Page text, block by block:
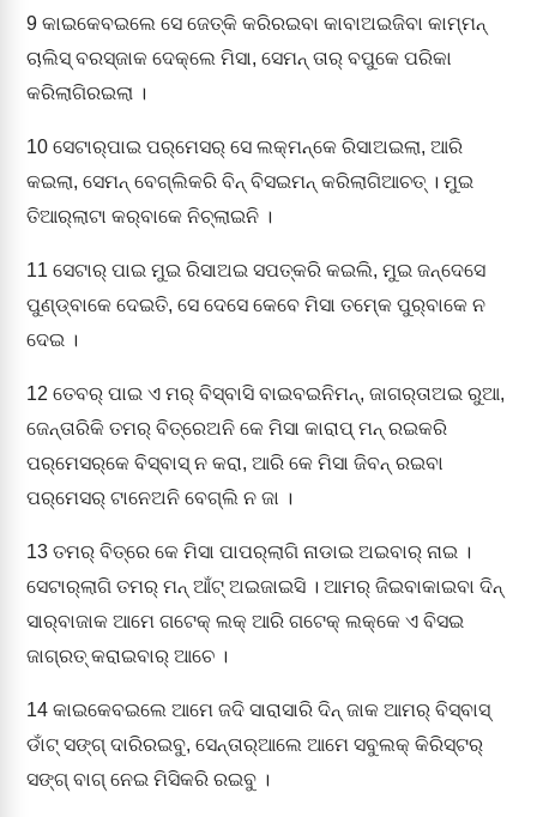
9 କାଇକେବଇଲେ ସେ ଜେତ୍‌କି କରିରଇବା କାବାଅଇଜିବା କାମ୍‌ମନ୍‌
ଚାଲିସ୍‌ ବରସ୍‌ଜାକ ଦେକ୍‌ଲେ ମିସା, ସେମନ୍‌ ତାର୍‌ ବପୁକେ ପରିକା
କରିଲାଗିରଇଲା ।
10 ସେଟାର୍‌ପାଇ ପର୍‌ମେସର୍‌ ସେ ଲକ୍‌ମନ୍‌କେ ରିସାଅଇଲା, ଆରି
କଇଲା, ସେମନ୍‌ ବେଗ୍‌ଲିକରି ବିନ୍‌ ବିସଇମନ୍‌ କରିଲାଗିଆଚତ୍‌ । ମୁଇ
ତିଆର୍‌ଲାଟା କର୍‌ବାକେ ନିଚ୍‌ଲାଇନି ।
11 ସେଟାର୍‌ ପାଇ ମୁଇ ରିସାଅଇ ସପତ୍‌କରି କଇଲି, ମୁଇ ଜନ୍‌ଦେସେ
ପୁଣ୍ଡ୍‌ବାକେ ଦେଇତି, ସେ ଦେସେ କେବେ ମିସା ତମ୍‍କେ ପୁର୍‌ବାକେ ନ
ଦେଇ ।
12 ତେବର୍‌ ପାଇ ଏ ମର୍‌ ବିସ୍‌ବାସି ବାଇବଇନିମନ୍‌, ଜାଗର୍‌ତାଅଇ ରୁଆ,
ଜେନ୍ତାରିକି ତମର୍‌ ବିତ୍‌ରେଅନି କେ ମିସା କାରାପ୍‌ ମନ୍‌ ରଇକରି
ପର୍‌ମେସର୍‌କେ ବିସ୍‌ବାସ୍‌ ନ କରା, ଆରି କେ ମିସା ଜିବନ୍‌ ରଇବା
ପର୍‌ମେସର୍‌ ଟାନେଅନି ବେଗ୍‌ଲି ନ ଜା ।
13 ତମର୍‌ ବିତ୍‌ରେ କେ ମିସା ପାପର୍‌ଲାଗି ନାଡାଇ ଅଇବାର୍‌ ନାଇ ।
ସେଟାର୍‌ଲାଗି ତମର୍‌ ମନ୍‌ ଆଁଟ୍‌ ଅଇଜାଇସି । ଆମର୍‌ ଜିଇବାକାଇବା ଦିନ୍‌
ସାର୍‌ବାଜାକ ଆମେ ଗଟେକ୍‌ ଲକ୍‌ ଆରି ଗଟେକ୍‌ ଲକ୍‌କେ ଏ ବିସଇ
ଜାଗ୍‌ରତ୍‌ କରାଇବାର୍‌ ଆଚେ ।
14 କାଇକେବଇଲେ ଆମେ ଜଦି ସାରାସାରି ଦିନ୍‌ ଜାକ ଆମର୍‌ ବିସ୍‌ବାସ୍‌
ଡାଁଟ୍‌ ସଙ୍ଗ୍‍ ଦାରିରଇବୁ, ସେନ୍ତାର୍‌ଆଲେ ଆମେ ସବୁଲକ୍‌ କିରିସ୍‌ଟର୍‌
ସଙ୍ଗ୍‍ ବାଗ୍‌ ନେଇ ମିସିକରି ରଇବୁ ।